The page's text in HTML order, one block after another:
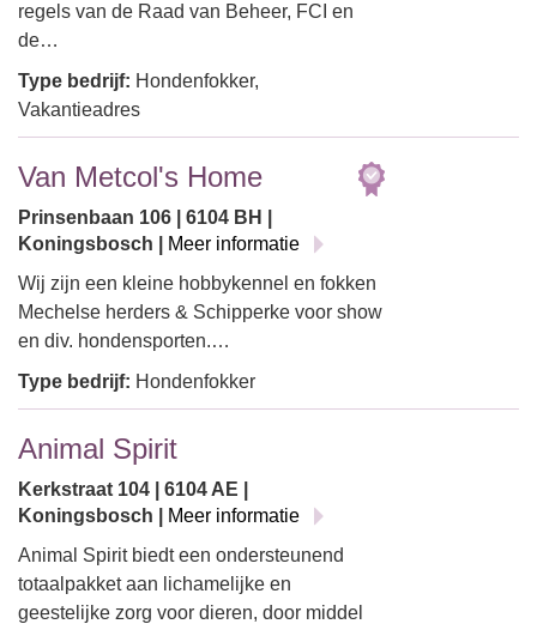
regels van de Raad van Beheer, FCI en
de…
Type bedrijf: Hondenfokker,
Vakantieadres
Van Metcol's Home
Prinsenbaan 106 | 6104 BH |
Koningsbosch |
Meer informatie
Wij zijn een kleine hobbykennel en fokken
Mechelse herders & Schipperke voor show
en div. hondensporten.…
Type bedrijf: Hondenfokker
Animal Spirit
Kerkstraat 104 | 6104 AE |
Koningsbosch |
Meer informatie
Animal Spirit biedt een ondersteunend
totaalpakket aan lichamelijke en
geestelijke zorg voor dieren, door middel